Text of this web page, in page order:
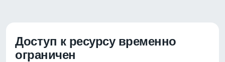
Доступ к ресурсу временно
ограничен